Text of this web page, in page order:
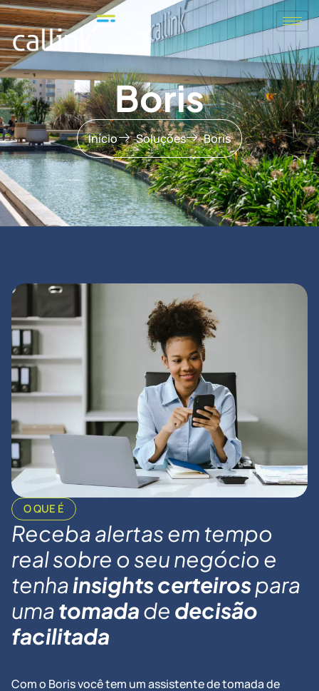
Boris
Início Soluções Boris
O QUE É
Receba alertas em tempo
real sobre o seu negócio e
tenhainsightscerteirospara
umatomadade decisão
facilitada
Com o Boris você tem um assistente de tomada de